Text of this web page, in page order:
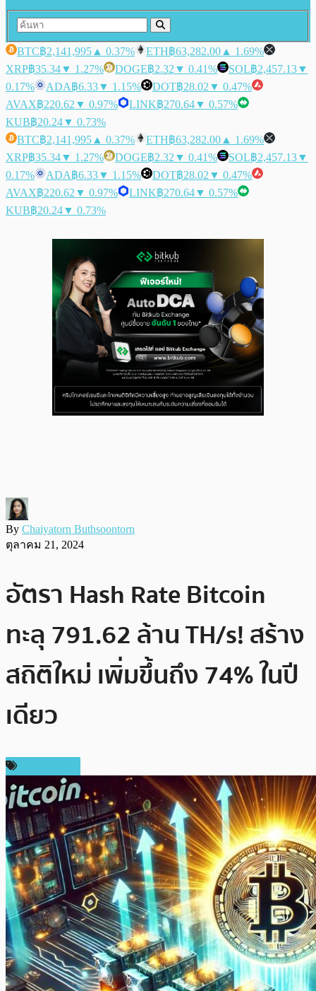
BTC฿2,141,995 ▲ 0.37% ETH฿63,282.00 ▲ 1.69%
XRP฿35.34▼ 1.27% DOGE฿2.32 ▼ 0.41% SOL฿2,457.13▼
0.17%
ADA฿6.33▼ 1.15% DOT฿28.02 ▼ 0.47%
AVAX฿220.62 ▼ 0.97% LINK฿270.64▼ 0.57%
KUB฿20.24▼ 0.73%
BTC฿2,141,995 ▲ 0.37% ETH฿63,282.00 ▲ 1.69%
XRP฿35.34▼ 1.27% DOGE฿2.32 ▼ 0.41% SOL฿2,457.13▼
0.17%
ADA฿6.33▼ 1.15% DOT฿28.02 ▼ 0.47%
AVAX฿220.62 ▼ 0.97% LINK฿270.64▼ 0.57%
KUB฿20.24▼ 0.73%
By Chaiyatorn Buthsoontorn
ตุลาคม 21, 2024
อัตรา Hash Rate Bitcoin
ทะลุ 791.62 ล้าน TH/s! สร้าง
สถิติใหม่ เพิ่มขึ้นถึง 74% ในปี
เดียว